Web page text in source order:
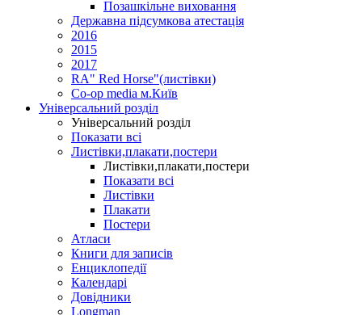
Позашкільне виховання
Державна підсумкова атестація
2016
2015
2017
RA" Red Horse"(листівки)
Co-op media м.Київ
Універсальний розділ
Універсальний розділ
Показати всі
Листівки,плакати,постери
Листівки,плакати,постери
Показати всі
Листівки
Плакати
Постери
Атласи
Книги для записів
Енциклопедії
Календарі
Довідники
Longman